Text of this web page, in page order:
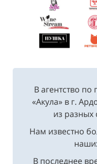
В агентство
«Акула» в г.
из разных
Нам известно
В последнее